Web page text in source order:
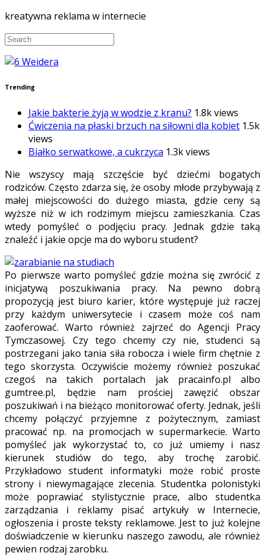
kreatywna reklama w internecie
Trending
Jakie bakterie żyją w wodzie z kranu? 1.8k views
Ćwiczenia na płaski brzuch na siłowni dla kobiet 1.5k
views
Białko serwatkowe, a cukrzyca 1.3k views
Nie wszyscy mają szczęście być dziećmi bogatych
rodziców. Często zdarza się, że osoby młode przybywają z
małej miejscowości do dużego miasta, gdzie ceny są
wyższe niż w ich rodzimym miejscu zamieszkania. Czas
wtedy pomyśleć o podjęciu pracy. Jednak gdzie taką
znaleźć i jakie opcje ma do wyboru student?
Po pierwsze warto pomyśleć gdzie można się zwrócić z
inicjatywą poszukiwania pracy. Na pewno dobrą
propozycją jest biuro karier, które występuje już raczej
przy każdym uniwersytecie i czasem może coś nam
zaoferować. Warto również zajrzeć do Agencji Pracy
Tymczasowej. Czy tego chcemy czy nie, studenci są
postrzegani jako tania siła robocza i wiele firm chętnie z
tego skorzysta. Oczywiście możemy również poszukać
czegoś na takich portalach jak pracainfo.pl albo
gumtree.pl, będzie nam prościej zawęzić obszar
poszukiwań i na bieżąco monitorować oferty. Jednak, jeśli
chcemy połączyć przyjemne z pożytecznym, zamiast
pracować np. na promocjach w supermarkecie. Warto
pomyśleć jak wykorzystać to, co już umiemy i nasz
kierunek studiów do tego, aby trochę zarobić.
Przykładowo student informatyki może robić proste
strony i niewymagające zlecenia. Studentka polonistyki
może poprawiać stylistycznie prace, albo studentka
zarządzania i reklamy pisać artykuły w Internecie,
ogłoszenia i proste teksty reklamowe. Jest to już kolejne
doświadczenie w kierunku naszego zawodu, ale również
pewien rodzaj zarobku.